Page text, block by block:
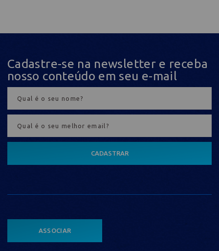
Cadastre-se na newsletter e receba
nosso conteúdo em seu e-mail
CADASTRAR
ASSOCIAR